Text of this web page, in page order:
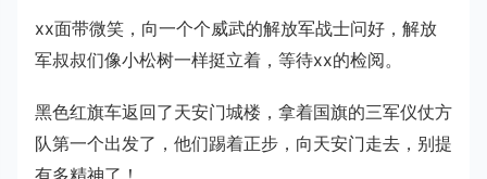
xx面带微笑，向一个个威武的解放军战士问好，解放
军叔叔们像小松树一样挺立着，等待xx的检阅。
黑色红旗车返回了天安门城楼，拿着国旗的三军仪仗方
队第一个出发了，他们踢着正步，向天安门走去，别提